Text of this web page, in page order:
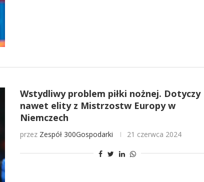
Wstydliwy problem piłki nożnej. Dotyczy
nawet elity z Mistrzostw Europy w
Niemczech
przez Zespół 300Gospodarki 21 czerwca 2024